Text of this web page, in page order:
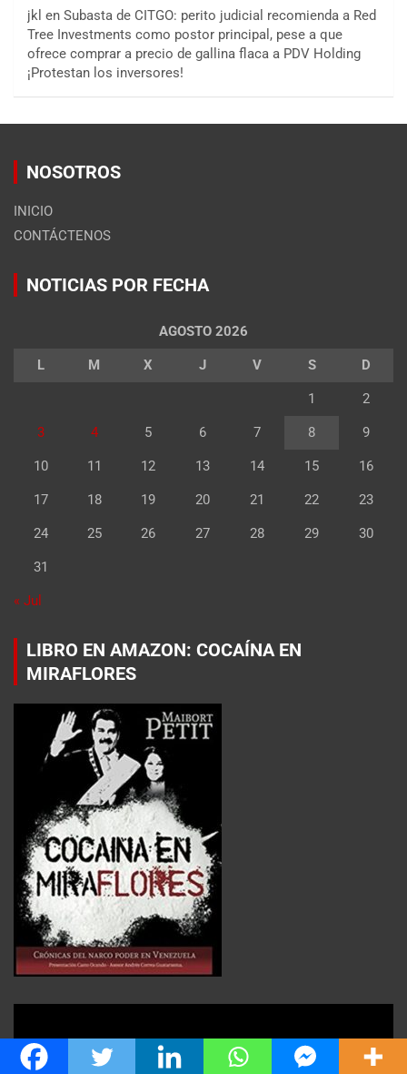
jkl en Subasta de CITGO: perito judicial recomienda a Red
Tree Investments como postor principal, pese a que
ofrece comprar a precio de gallina flaca a PDV Holding
¡Protestan los inversores!
NOSOTROS
INICIO
CONTÁCTENOS
NOTICIAS POR FECHA
AGOSTO 2026
L M X J V S D
1 2
3 4 5 6 7 8 9
10 11 12 13 14 15 16
17 18 19 20 21 22 23
24 25 26 27 28 29 30
31
« Jul
LIBRO EN AMAZON: COCAÍNA EN
MIRAFLORES